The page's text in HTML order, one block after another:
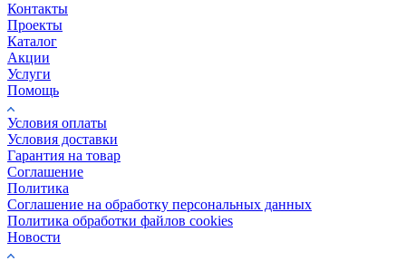
Контакты
Проекты
Каталог
Акции
Услуги
Помощь
Условия оплаты
Условия доставки
Гарантия на товар
Соглашение
Политика
Соглашение на обработку персональных данных
Политика обработки файлов cookies
Новости